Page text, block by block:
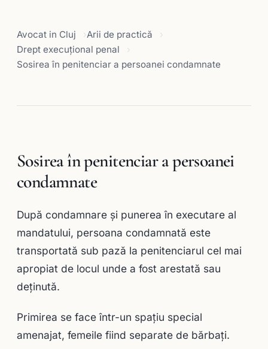
Avocat in Cluj
Arii de practică
Drept execuţional penal
Sosirea în penitenciar a persoanei condamnate
Sosirea în penitenciar a persoanei
condamnate
După condamnare și punerea în executare al
mandatului, persoana condamnată este
transportată sub pază la penitenciarul cel mai
apropiat de locul unde a fost arestată sau
deținută.
Primirea se face într-un spațiu special
amenajat, femeile fiind separate de bărbați.